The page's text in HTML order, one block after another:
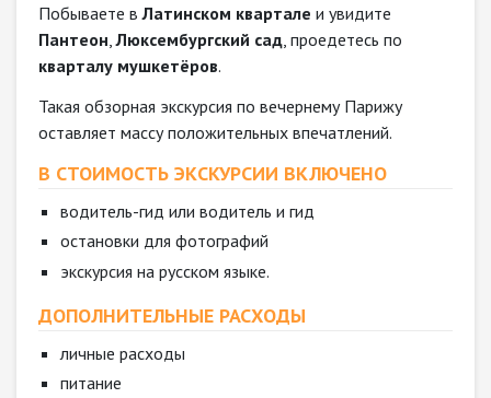
Побываете вЛатинском квартале и увидите
Пантеон,Люксембургский сад, проедетесь по
кварталу мушкетёров.
Такая обзорная экскурсия по вечернему Парижу
оставляет массу положительных впечатлений.
В СТОИМОСТЬ ЭКСКУРСИИ ВКЛЮЧЕНО
водитель-гид или водитель и гид
остановки для фотографий
экскурсия на русском языке.
ДОПОЛНИТЕЛЬНЫЕ РАСХОДЫ
личные расходы
питание